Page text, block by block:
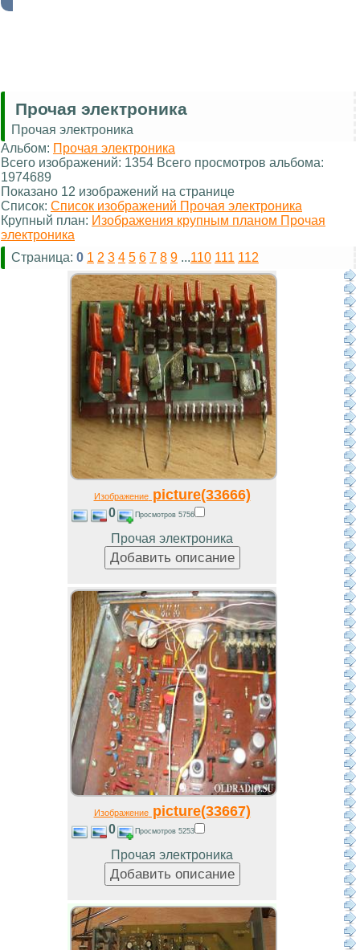
Прочая электроника
Прочая электроника
Альбом: Прочая электроника
Всего изображений: 1354 Всего просмотров альбома:
1974689
Показано 12 изображений на странице
Список: Список изображений Прочая электроника
Крупный план: Изображения крупным планом Прочая
электроника
Страница: 0 1 2 3 4 5 6 7 8 9 ...110 111 112
Изображениеpicture(33666)
0 Просмотров 5756
Прочая электроника
Изображениеpicture(33667)
0 Просмотров 5253
Прочая электроника